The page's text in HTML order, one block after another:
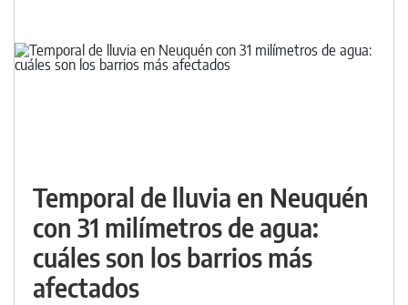
Temporal de lluvia en Neuquén
con 31 milímetros de agua:
cuáles son los barrios más
afectados